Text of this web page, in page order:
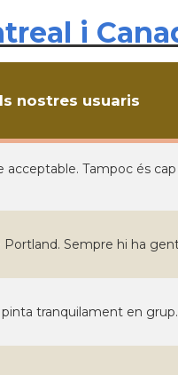
i
nostres usuaris
acceptable. Tampoc és
Sempre hi ha
tranquilament en